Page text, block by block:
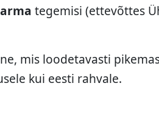
tegemisi (ettevõttes
mis loodetavasti
kui eesti rahvale.